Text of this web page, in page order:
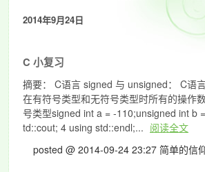
2014年9月24日
C 小复习
摘要： C语言 signed 与 unsigned： C语
在有符号类型和无符号类型时所有的操作
号类型signed int a = -110;unsigned int b
td::cout; 4 using std::endl;... 阅读全文
posted @ 2014-09-24 23:27 简单的信